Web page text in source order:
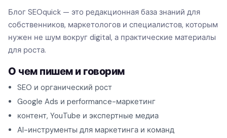
Блог SEOquick — это редакционная база знаний для
собственников, маркетологов и специалистов, которым
нужен не шум вокруг digital, а практические материалы
для роста.
О чем пишем и говорим
SEO и органический рост
Google Ads и performance-маркетинг
контент, YouTube и экспертные медиа
AI-инструменты для маркетинга и команд